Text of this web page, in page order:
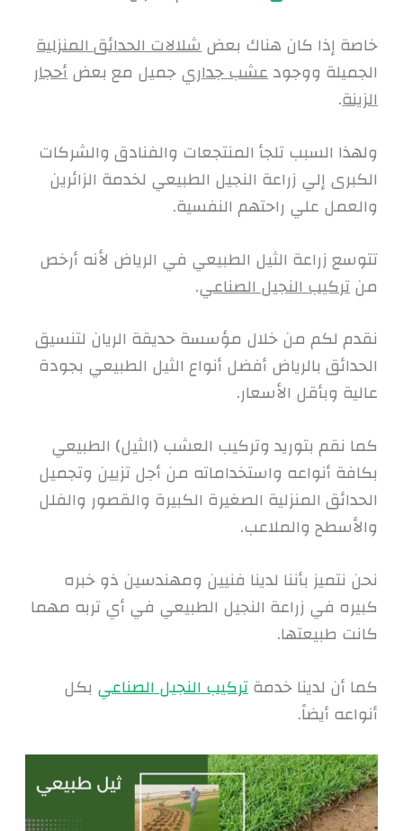
خاصة إذا كان هناك بعضشلالات الحدائق المنزلية
الجميلة ووجودعشب جداريجميل مع بعضأحجار
الزينة.
ولهذا السبب تلجأ المنتجعات والفنادق والشركات
الكبرى إلي زراعة النجيل الطبيعي لخدمة الزائرين
والعمل علي راحتهم النفسية.
تتوسع زراعة الثيل الطبيعي في الرياض لأنه أرخص
منتركيب النجيل الصناعي.
نقدم لكم من خلال مؤسسة حديقة الريان لتنسيق
الحدائق بالرياض أفضل أنواع الثيل الطبيعي بجودة
عالية وبأقل الأسعار.
كما نقم بتوريد وتركيب العشب (الثيل) الطبيعي
بكافة أنواعه واستخداماته من أجل تزيين وتجميل
الحدائق المنزلية الصغيرة الكبيرة والقصور والفلل
والأسطح والملاعب.
نحن نتميز بأننا لدينا فنيين ومهندسين ذو خبره
كبيره في زراعة النجيل الطبيعي في أي تربه مهما
كانت طبيعتها.
كما أن لدينا خدمةتركيب النجيل الصناعي بكل
أنواعه أيضاً.